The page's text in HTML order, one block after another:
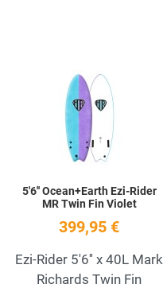
5'6'' Ocean+Earth Ezi-Rider
MR Twin Fin Violet
399,95 €
Ezi-Rider 5'6'' x 40L Mark
Richards Twin Fin